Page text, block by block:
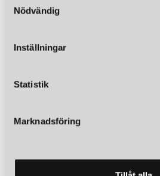
Nödvändig
Inställningar
Statistik
Marknadsföring